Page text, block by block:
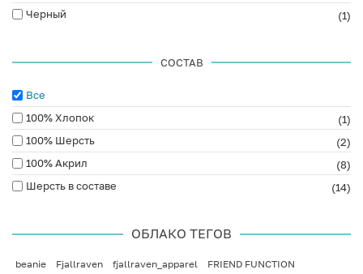
Черный
(1)
СОСТАВ
Все
100% Хлопок
(1)
100% Шерсть
(2)
100% Акрил
(8)
Шерсть в составе
(14)
ОБЛАКО ТЕГОВ
beanie Fjallraven fjallraven_apparel
FRIEND FUNCTION